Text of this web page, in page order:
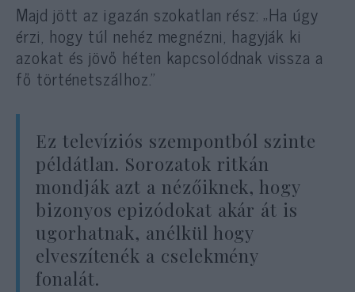
Majd jött az igazán szokatlan rész: „Ha úgy
érzi, hogy túl nehéz megnézni, hagyják ki
azokat és jövő héten kapcsolódnak vissza a
fő történetszálhoz.”
Ez televíziós szempontból szinte
példátlan. Sorozatok ritkán
mondják azt a nézőiknek, hogy
bizonyos epizódokat akár át is
ugorhatnak, anélkül hogy
elveszítenék a cselekmény
fonalát.